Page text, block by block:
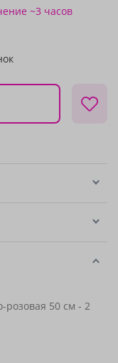
~3 часов
розовая 50 см - 2